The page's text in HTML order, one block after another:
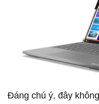
Đáng chú ý, đây